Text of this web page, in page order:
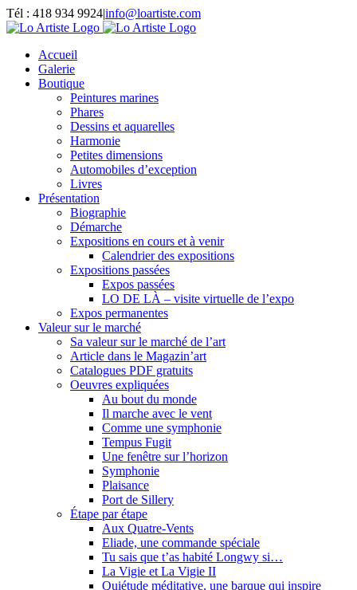
Passer
au
Tél : 418 934 9924|info@loartiste.com
Facebook
Instagram
Email
Pinterest
YouTube
Accueil
Galerie
Boutique
Peintures marines
Phares
Dessins et aquarelles
Harmonie
Petites dimensions
Automobiles d’exception
Livres
Présentation
Biographie
Démarche
Expositions en cours et à venir
Calendrier des expositions
Expositions passées
Expos passées
LO DE LÀ – visite virtuelle de l’expo
Expos permanentes
Valeur sur le marché
Sa valeur sur le marché de l’art
Article dans le Magazin’art
Catalogues PDF gratuits
Oeuvres expliquées
Au bout du monde
Il marche avec le vent
Comme une symphonie
Tempus Fugit
Une fenêtre sur l’horizon
Symphonie
Plaisance
Port de Sillery
Étape par étape
Aux Quatre-Vents
Eliade, une commande spéciale
Tu sais que t’as habité Longwy si…
La Vigie et La Vigie II
Quiétude méditative, une barque qui inspire